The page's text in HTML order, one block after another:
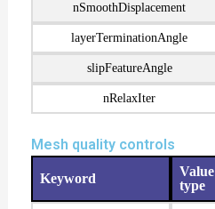
nSmoothDisplacement
layerTerminationAngle
slipFeatureAngle
nRelaxIter
Mesh quality controls
Keyword
Value
type